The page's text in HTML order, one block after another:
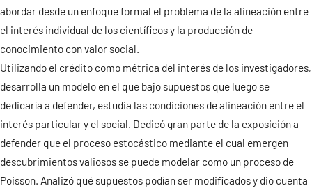
Ediciones
Contacto
abordar desde un enfoque formal el problema de la alineación entre
el interés individual de los científicos y la producción de
conocimiento con valor social.
Utilizando el crédito como métrica del interés de los investigadores,
desarrolla un modelo en el que bajo supuestos que luego se
dedicaría a defender, estudia las condiciones de alineación entre el
interés particular y el social. Dedicó gran parte de la exposición a
defender que el proceso estocástico mediante el cual emergen
descubrimientos valiosos se puede modelar como un proceso de
Poisson. Analizó qué supuestos podían ser modificados y dio cuenta